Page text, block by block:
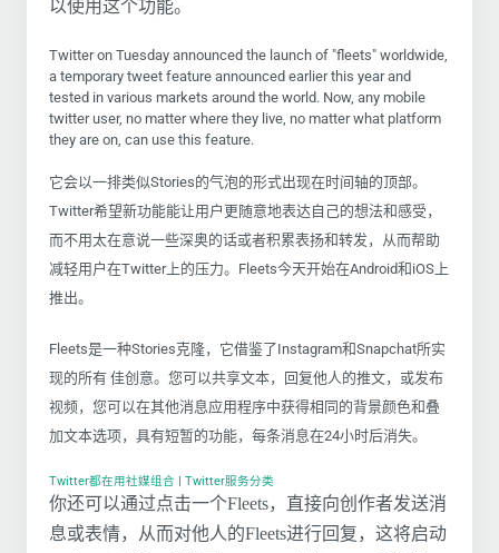
以使用这个功能。
Twitter on Tuesday announced the launch of "fleets" worldwide,
a temporary tweet feature announced earlier this year and
tested in various markets around the world. Now, any mobile
twitter user, no matter where they live, no matter what platform
they are on, can use this feature.
它会以一排类似Stories的气泡的形式出现在时间轴的顶部。
Twitter希望新功能能让用户更随意地表达自己的想法和感受，
而不用太在意说一些深奥的话或者积累表扬和转发，从而帮助
减轻用户在Twitter上的压力。Fleets今天开始在Android和iOS上
推出。
Fleets是一种Stories克隆，它借鉴了Instagram和Snapchat所实
现的所有 佳创意。您可以共享文本，回复他人的推文，或发布
视频，您可以在其他消息应用程序中获得相同的背景颜色和叠
加文本选项，具有短暂的功能，每条消息在24小时后消失。
Twitter都在用社媒组合 | Twitter服务分类
你还可以通过点击一个Fleets，直接向创作者发送消
息或表情，从而对他人的Fleets进行回复，这将启动